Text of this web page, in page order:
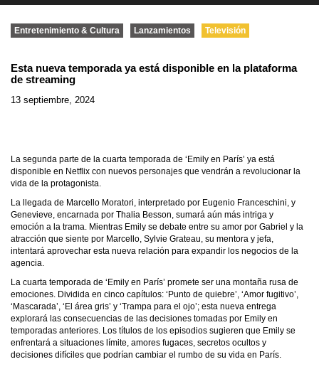
Entretenimiento & Cultura Lanzamientos Televisión
Esta nueva temporada ya está disponible en la plataforma
de streaming
13 septiembre, 2024
La segunda parte de la cuarta temporada de ‘Emily en París’ ya está
disponible en Netflix con nuevos personajes que vendrán a revolucionar la
vida de la protagonista.
La llegada de Marcello Moratori, interpretado por Eugenio Franceschini, y
Genevieve, encarnada por Thalia Besson, sumará aún más intriga y
emoción a la trama. Mientras Emily se debate entre su amor por Gabriel y la
atracción que siente por Marcello, Sylvie Grateau, su mentora y jefa,
intentará aprovechar esta nueva relación para expandir los negocios de la
agencia.
La cuarta temporada de ‘Emily en París’ promete ser una montaña rusa de
emociones. Dividida en cinco capítulos: ‘Punto de quiebre’, ‘Amor fugitivo’,
‘Mascarada’, ‘El área gris’ y ‘Trampa para el ojo’; esta nueva entrega
explorará las consecuencias de las decisiones tomadas por Emily en
temporadas anteriores. Los títulos de los episodios sugieren que Emily se
enfrentará a situaciones límite, amores fugaces, secretos ocultos y
decisiones difíciles que podrían cambiar el rumbo de su vida en París.